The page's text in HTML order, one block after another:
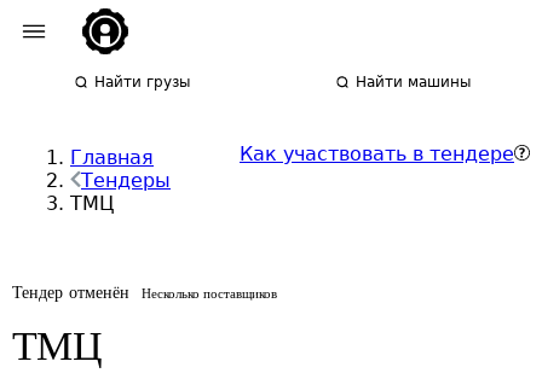
Найти грузы Найти машины
Главная
Тендеры
ТМЦ
Как участвовать в тендере
Тендер отменён Несколько поставщиков
ТМЦ